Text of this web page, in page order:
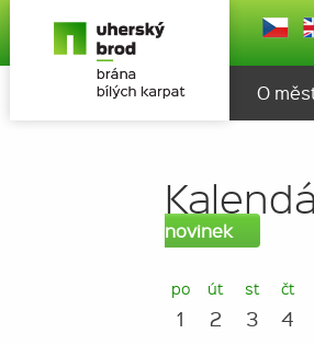
O
novinek
po
1
út
2
st
3
čt
4